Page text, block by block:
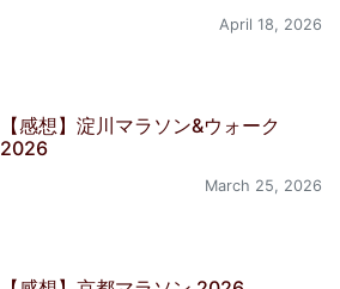
April 18, 2026
【感想】淀川マラソン&ウォーク
2026
March 25, 2026